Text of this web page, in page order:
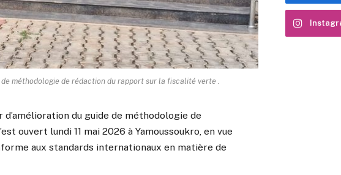
méthodologie de rédaction du rapport sur la fiscalité verte .
d’amélioration du guide de méthodologie de
ouvert lundi 11 mai 2026 à Yamoussoukro, en vue
aux standards internationaux en matière de